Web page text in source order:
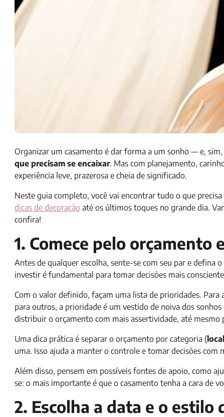
Organizar um casamento é dar forma a um sonho — e,
que precisam se encaixar. Mas com planejamento,
experiência leve, prazerosa e cheia de significado.
Neste guia completo, você vai encontrar tudo o que
dicas de decoração até os últimos toques no grande dia.
confira!
1. Comece pelo orçamento
Antes de qualquer escolha, sente-se com seu par e defina
investir é fundamental para tomar decisões mais
Com o valor definido, façam uma lista de prioridades.
para outros, a prioridade é um vestido de noiva dos
distribuir o orçamento com mais assertividade, até mesmo
Uma dica prática é separar o orçamento por categoria (
uma. Isso ajuda a manter o controle e tomar decisões com
Além disso, pensem em possíveis fontes de apoio, como
se: o mais importante é que o casamento tenha a cara de
2. Escolha a data e o estilo